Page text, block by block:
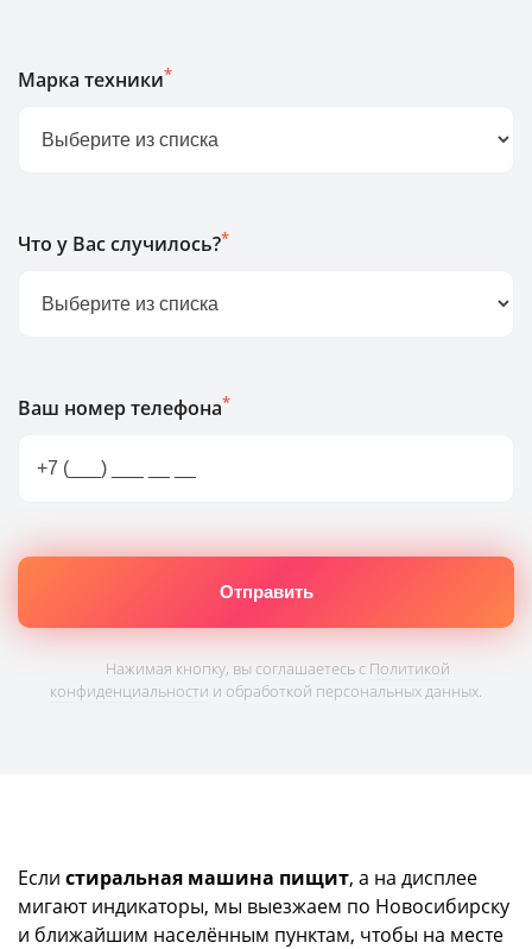
Марка техники*
Что у Вас случилось?*
Ваш номер телефона*
Нажимая кнопку, вы соглашаетесь с Политикой
конфиденциальности и обработкой персональных данных.
Если стиральная машина пищит, а на дисплее
мигают индикаторы, мы выезжаем по Новосибирску
и ближайшим населённым пунктам, чтобы на месте